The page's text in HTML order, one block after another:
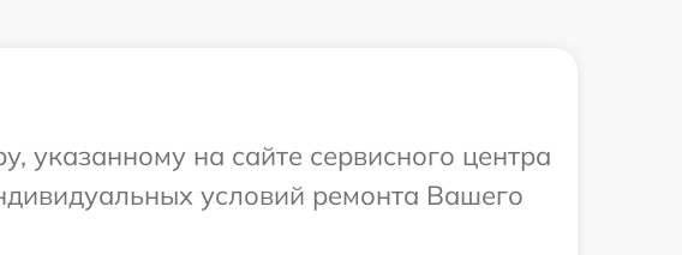
указанному на сайте сервисного центра
условий ремонта Вашего